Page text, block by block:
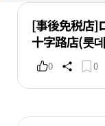
[事後免税店]
十字路店(롯
0 0